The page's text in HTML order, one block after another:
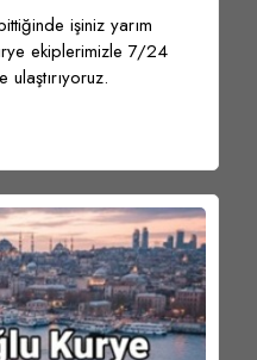
işiniz yarım
ekiplerimizle 7/24